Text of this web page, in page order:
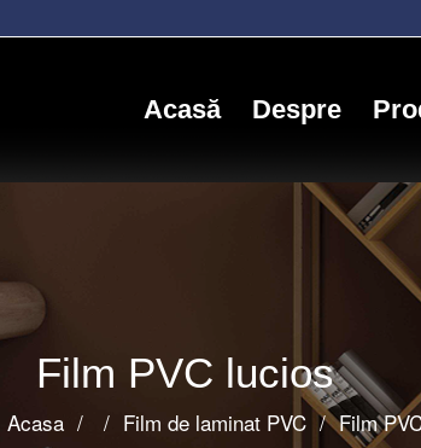
Acasă Despre
Film PVC lucios
Acasa / / Film de laminat PVC / Film